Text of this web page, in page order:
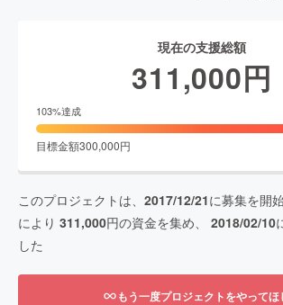
現在の支援総額
311,000円
103%達成
目標金額300,000円
このプロジェクトは、 2017/12/21に募集を開
により 311,000円の資金を集め、 2018/02/10
した
もう一度プロジェクトをやってほ